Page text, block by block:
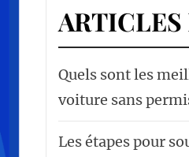
ARTICLES
Quels sont les
voiture sans
Les étapes pour